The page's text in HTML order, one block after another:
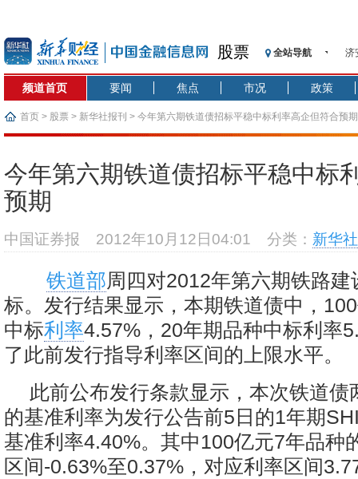
股票 全站导航
济
【
【
济
在
沥
频道首页 要闻 焦点 市况 政策
首页 > 股票 > 新华社报刊 > 今年第六期铁道债招标平稳中标利率高企但符合预期
今年第六期铁道债招标平稳中标
预期
中国证券报 2012年10月12日04:01 分类： 新华
铁道部周四对2012年第六期铁路
标。发行结果显示，本期铁道债中，
中标利率4.57%，20年期品种中标利率
了此前发行指导利率区间的上限水平。
此前公布发行条款显示，本次铁道债
的基准利率为发行公告前5日的1年期
基准利率4.40%。其中100亿元7年品种
区间-0.63%至0.37%，对应利率区间